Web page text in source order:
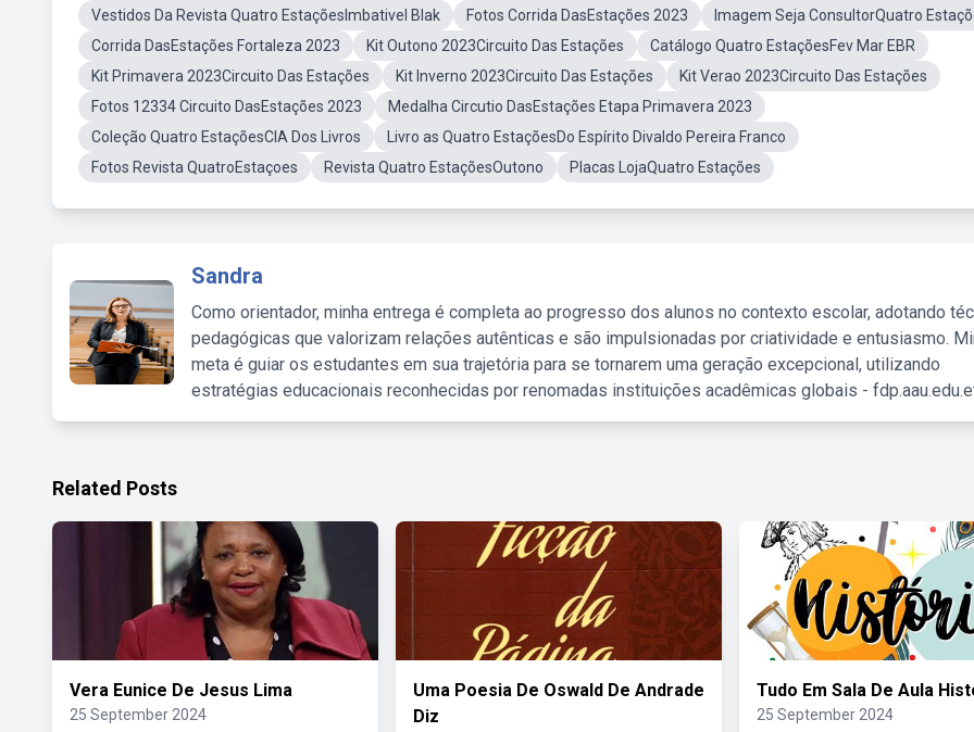
Vestidos Da Revista Quatro EstaçõesImbativel Blak
Fotos Corrida DasEstações 2023
Imagem Seja ConsultorQuatro
Corrida DasEstações Fortaleza 2023
Kit Outono 2023Circuito Das Estações
Catálogo Quatro EstaçõesFev Mar EBR
Kit Primavera 2023Circuito Das Estações
Kit Inverno 2023Circuito Das Estações
Kit Verao 2023Circuito Das Estações
Fotos 12334 Circuito DasEstações 2023
Medalha Circutio DasEstações Etapa Primavera 2023
Coleção Quatro EstaçõesCIA Dos Livros
Livro as Quatro EstaçõesDo Espírito Divaldo Pereira Franco
Fotos Revista QuatroEstaçoes
Revista Quatro EstaçõesOutono Placas LojaQuatro Estações
Sandra
Como orientador, minha entrega é completa ao progresso dos alunos no contexto escolar, adotando
pedagógicas que valorizam relações autênticas e são impulsionadas por criatividade e entusiasmo.
meta é guiar os estudantes em sua trajetória para se tornarem uma geração excepcional, utilizando
estratégias educacionais reconhecidas por renomadas instituições acadêmicas globais -
Related Posts
Vera Eunice De Jesus Lima
25 September 2024
Uma Poesia De Oswald De Andrade
Diz
Tudo Em Sala De Aula
25 September 2024